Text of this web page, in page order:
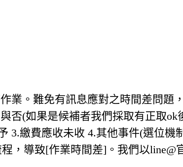
業。難免有訊息應對之時間差問題
否(如果是候補者我們採取有正取
3.繳費應收未收 4.其他事件(選位機
，導致[作業時間差]。我們以line@